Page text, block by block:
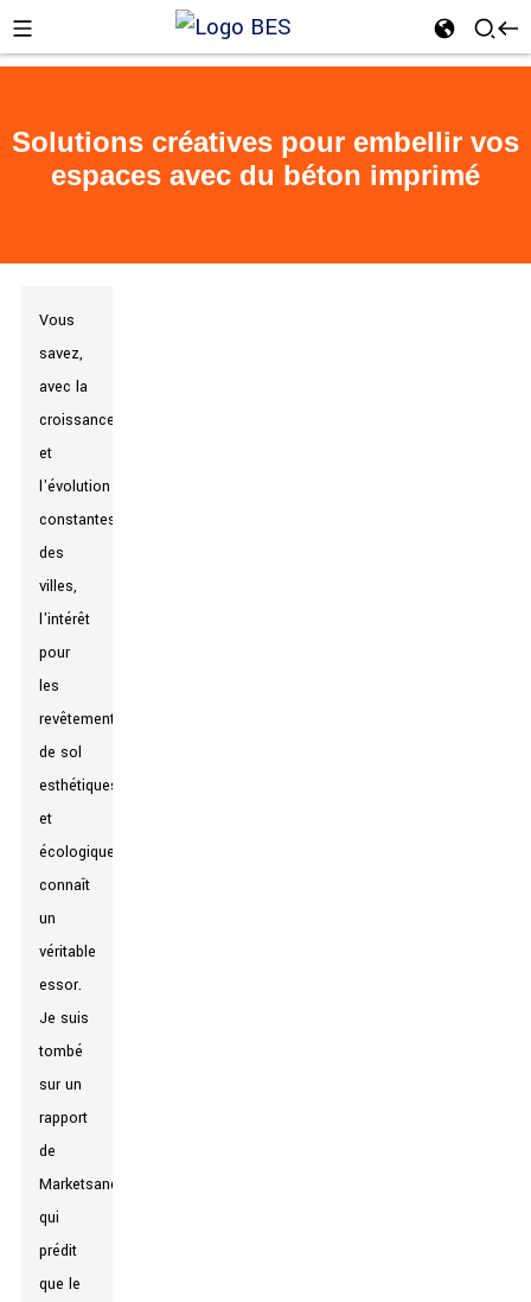
Solutions créatives pour embellir vos
espaces avec du béton imprimé
Vous
savez,
avec la
croissance
et
l'évolution
constantes
des
villes,
l'intérêt
pour
les
revêtements
de sol
esthétiques
et
écologiques
connaît
un
véritable
essor.
Je suis
tombé
sur un
rapport
de
MarketsandMarkets
qui
prédit
que le